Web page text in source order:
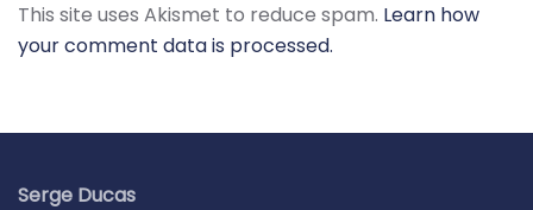
This site uses Akismet to reduce spam. Learn how
your comment data is processed.
Serge Ducas